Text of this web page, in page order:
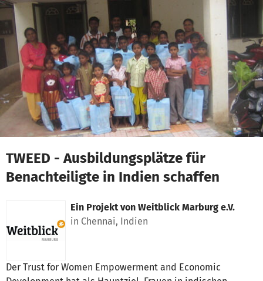
Zum Hauptinhalt springen
Erklärung zur Barrierefreiheit anzeigen
TWEED - Ausbildungsplätze für
Benachteiligte in Indien schaffen
Ein Projekt von Weitblick Marburg e.V.
in Chennai, Indien
Der Trust for Women Empowerment and Economic